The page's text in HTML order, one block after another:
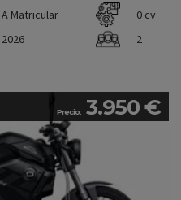
A Matricular
0 cv
2026 2
Precio: 3.950 €